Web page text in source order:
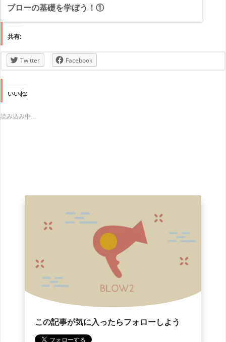
ブローの基礎を学ぼう！①
共有:
Twitter Facebook
いいね:
読み込み中…
この記事が気に入ったらフォローしよう